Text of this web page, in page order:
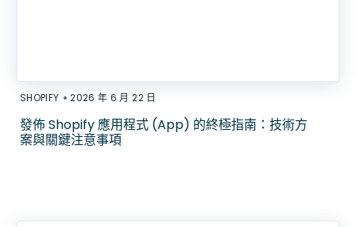
SHOPIFY • 2026 年 6 月 22 日
發佈 Shopify 應用程式 (App) 的終極指南：技術方
案與關鍵注意事項